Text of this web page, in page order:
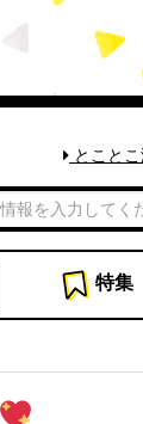
とことこ
特集